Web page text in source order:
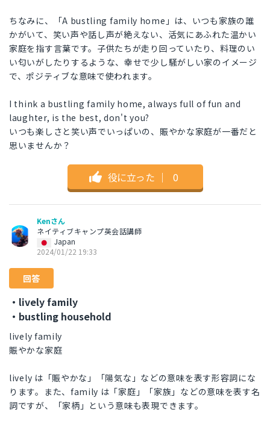
ちなみに、「A bustling family home」は、いつも家族の誰
かがいて、笑い声や話し声が絶えない、活気にあふれた温かい
家庭を指す言葉です。子供たちが走り回っていたり、料理のい
い匂いがしたりするような、幸せで少し騒がしい家のイメージ
で、ポジティブな意味で使われます。
I think a bustling family home, always full of fun and
laughter, is the best, don't you?
いつも楽しさと笑い声でいっぱいの、賑やかな家庭が一番だと
思いませんか？
役に立った ｜ 0
Kenさん
ネイティブキャンプ英会話講師
Japan
2024/01/22 19:33
回答
・lively family
・bustling household
lively family
賑やかな家庭
lively は「賑やかな」「陽気な」などの意味を表す形容詞にな
ります。また、family は「家庭」「家族」などの意味を表す名
詞ですが、「家柄」という意味も表現できます。